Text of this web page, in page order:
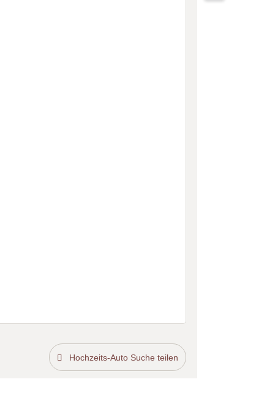
Hochzeits-Auto Suche teilen